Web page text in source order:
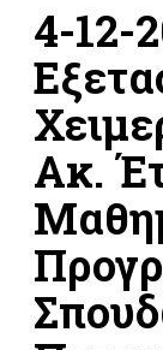
4-12-
Ακ.